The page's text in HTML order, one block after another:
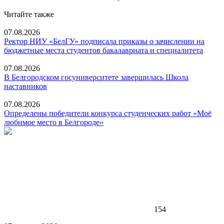
Читайте также
07.08.2026
Ректор НИУ «БелГУ» подписала приказы о зачислении на
бюджетные места студентов бакалавриата и специалитета
07.08.2026
В Белгородском госуниверситете завершилась Школа
наставников
07.08.2026
Определены победители конкурса студенческих работ «Моё
любимое место в Белгороде»
154